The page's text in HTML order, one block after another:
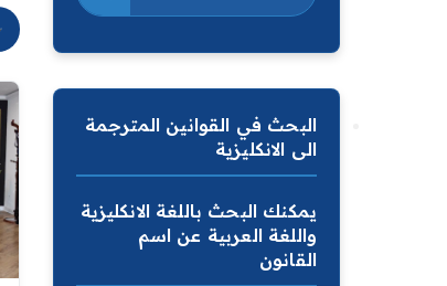
البحث في القوانين المترجمة
الى الانكليزية
يمكنك البحث باللغة الانكليزية
واللغة العربية عن اسم
القانون